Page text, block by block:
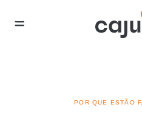
POR QUE ESTÃO